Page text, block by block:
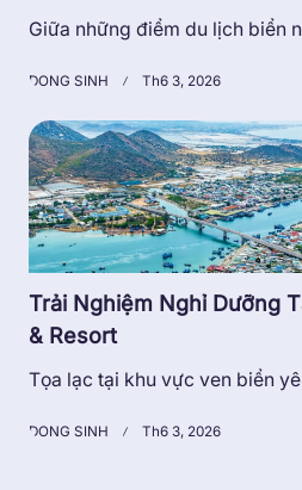
Giữa những điểm du lịch biển
DONG SINH Th6 3, 2026
Trải Nghiệm Nghỉ Dưỡng
& Resort
Tọa lạc tại khu vực ven biển
DONG SINH Th6 3, 2026